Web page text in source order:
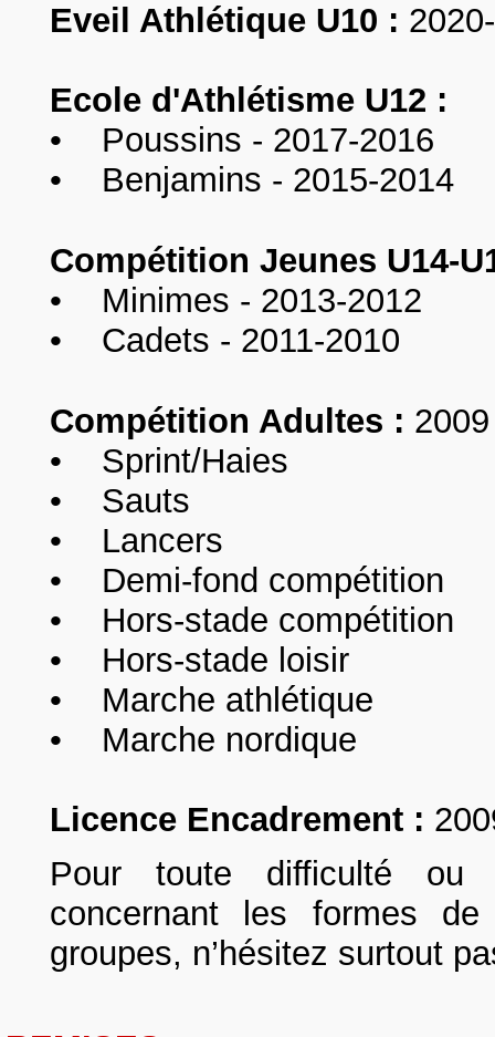
Eveil Athlétique U10 :
Ecole d'Athlétisme U12 :
• Poussins - 2017-2016
• Benjamins - 2015-2014
Compétition Jeunes U14-
• Minimes - 2013-2012
• Cadets - 2011-2010
Compétition Adultes :
• Sprint/Haies
•
Sauts
•
Lancers
• Demi-fond compétition
• Hors-stade compétition
• Hors-stade loisir
• Marche athlétique
• Marche nordique
Licence Encadrement :
Pour toute difficulté ou
concernant les formes
groupes, n’hésitez surtout